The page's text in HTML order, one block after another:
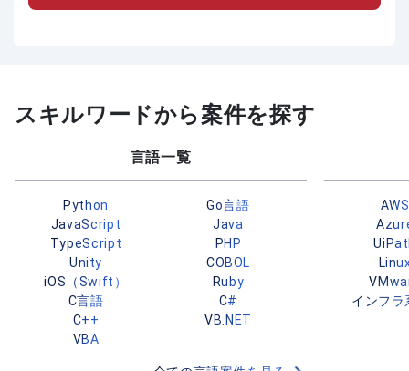
スキルワードから案件を探す
言語一覧
Python
Go言語
JavaScript
Java
TypeScript
PHP
Unity
COBOL
iOS（Swift）
Ruby
C言語
C#
C++
VB.NET
VBA
AWS
インフラ